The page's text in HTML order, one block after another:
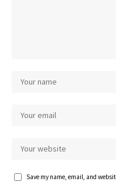
Save my name, email, and